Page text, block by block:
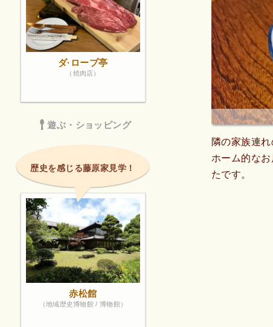
隣の家族連
ホーム的な
たです。
ダ·ロープ亭
（焼肉店）
遊ぶ・ショッピング
歴史を感じる藤原家見学！
赤松館
（地域歴史博物館 / 博物館）